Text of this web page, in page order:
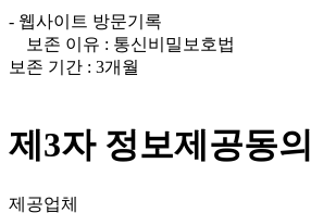
- 웹사이트 방문기록
보존 이유 : 통신비밀보호법
보존 기간 : 3개월
제3자 정보제공동의
제공업체